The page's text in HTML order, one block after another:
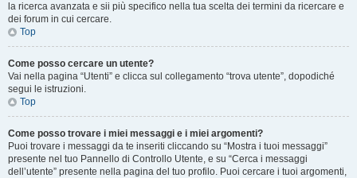
la ricerca avanzata e sii più specifico nella tua scelta dei termini da ricercare e
dei forum in cui cercare.
Top
Come posso cercare un utente?
Vai nella pagina “Utenti” e clicca sul collegamento “trova utente”, dopodiché
segui le istruzioni.
Top
Come posso trovare i miei messaggi e i miei argomenti?
Puoi trovare i messaggi da te inseriti cliccando su “Mostra i tuoi messaggi”
presente nel tuo Pannello di Controllo Utente, e su “Cerca i messaggi
dell’utente” presente nella pagina del tuo profilo. Puoi cercare i tuoi argomenti,